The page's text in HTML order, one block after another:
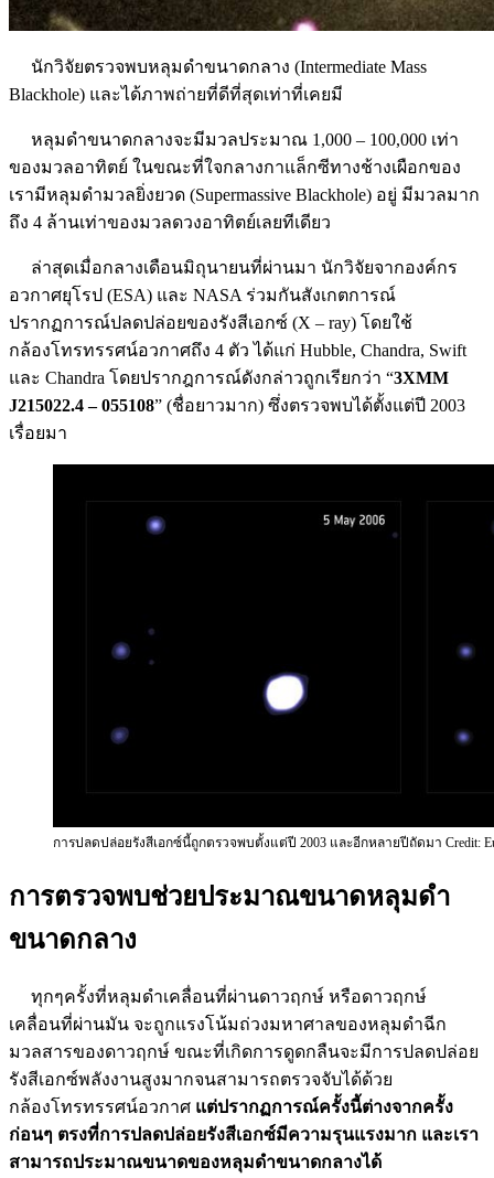
นักวิจัยตรวจพบหลุมดำขนาดกลาง (Intermediate Mass
Blackhole) และได้ภาพถ่ายที่ดีที่สุดเท่าที่เคยมี
หลุมดำขนาดกลางจะมีมวลประมาณ 1,000 – 100,000 เท่า
ของมวลอาทิตย์ ในขณะที่ใจกลางกาแล็กซีทางช้างเผือกของ
เรามีหลุมดำมวลยิ่งยวด (Supermassive Blackhole) อยู่ มีมวลมาก
ถึง 4 ล้านเท่าของมวลดวงอาทิตย์เลยทีเดียว
ล่าสุดเมื่อกลางเดือนมิถุนายนที่ผ่านมา นักวิจัยจากองค์กร
อวกาศยุโรป (ESA) และ NASA ร่วมกันสังเกตการณ์
ปรากฏการณ์ปลดปล่อยของรังสีเอกซ์ (X – ray) โดยใช้
กล้องโทรทรรศน์อวกาศถึง 4 ตัว ได้แก่ Hubble, Chandra, Swift
และ Chandra โดยปรากฎการณ์ดังกล่าวถูกเรียกว่า “3XMM
J215022.4 – 055108” (ชื่อยาวมาก) ซึ่งตรวจพบได้ตั้งแต่ปี 2003
เรื่อยมา
การปลดปล่อยรังสีเอกซ์นี้ถูกตรวจพบตั้งแต่ปี 2003 และอีกหลายปีถัดมา Credit:
การตรวจพบช่วยประมาณขนาดหลุมดำ
ขนาดกลาง
ทุกๆครั้งที่หลุมดำเคลื่อนที่ผ่านดาวฤกษ์ หรือดาวฤกษ์
เคลื่อนที่ผ่านมัน จะถูกแรงโน้มถ่วงมหาศาลของหลุมดำฉีก
มวลสารของดาวฤกษ์ ขณะที่เกิดการดูดกลืนจะมีการปลดปล่อย
รังสีเอกซ์พลังงานสูงมากจนสามารถตรวจจับได้ด้วย
กล้องโทรทรรศน์อวกาศ แต่ปรากฏการณ์ครั้งนี้ต่างจากครั้ง
ก่อนๆ ตรงที่การปลดปล่อยรังสีเอกซ์มีความรุนแรงมาก และเรา
สามารถประมาณขนาดของหลุมดำขนาดกลางได้